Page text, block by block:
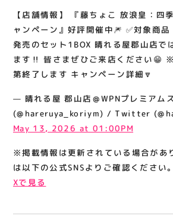
ACCESS
アクセス・駐車場
関連情報
お知らせ
お問い合わせ
サイトポリシー
運営会社
出店をご検討の方へ
1BOX 晴れる屋郡山店ではま
ます‼️ 皆さまぜひご来店く
がなくなり次第終了します
細🔽
【店舗情報】 『藤ちょこ 放浪皇：四
ャンペーン』好評開催中🎆 ✅対象商
発売のセット1BOX 晴れる屋郡山店で
ます‼️ 皆さまぜひご来店ください😁
第終了します キャンペーン詳細🔽
— 晴れる屋 郡山店＠WPNプレミアム
(@hareruya_koriym) / Twitter
May 13, 2026 at 01:00PM
※掲載情報は更新されている場合があ
は以下の公式SNSよりご確認ください。
Xで見る